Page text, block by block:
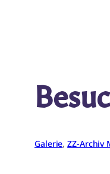
Galerie, ZZ-Archiv